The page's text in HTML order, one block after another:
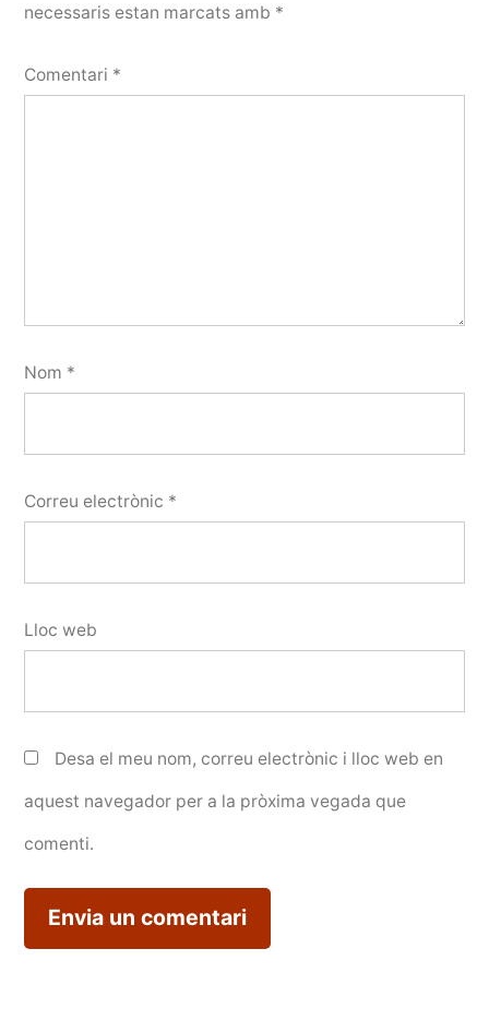
necessaris estan marcats amb *
Comentari *
Nom *
Correu electrònic *
Lloc web
Desa el meu nom, correu electrònic i lloc web en
aquest navegador per a la pròxima vegada que
comenti.